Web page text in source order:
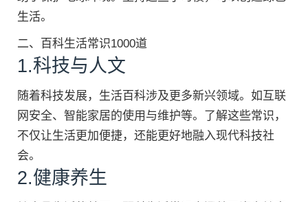
生活。
二、百科生活常识1000道
1.科技与人文
随着科技发展，生活百科涉及更多新兴领域。如互联
网安全、智能家居的使用与维护等。了解这些常识，
不仅让生活更加便捷，还能更好地融入现代科技社
会。
2.健康养生